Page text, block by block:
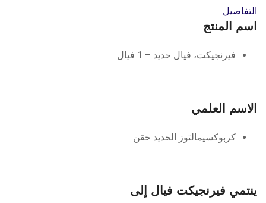
التفاصيل
اسم المنتج
فيرنجيكت، فيال حديد – 1 فيال
الاسم العلمي
كربوكسيمالتوز الحديد حقن
ينتمي فيرنجيكت فيال إلى